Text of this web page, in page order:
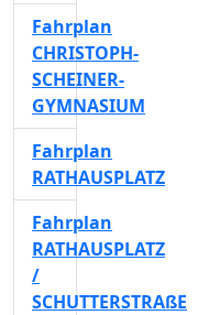
Fahrplan
CHRISTOPH-
SCHEINER-
GYMNASIUM
Fahrplan
RATHAUSPLATZ
Fahrplan
RATHAUSPLATZ
/
SCHUTTERSTRAßE